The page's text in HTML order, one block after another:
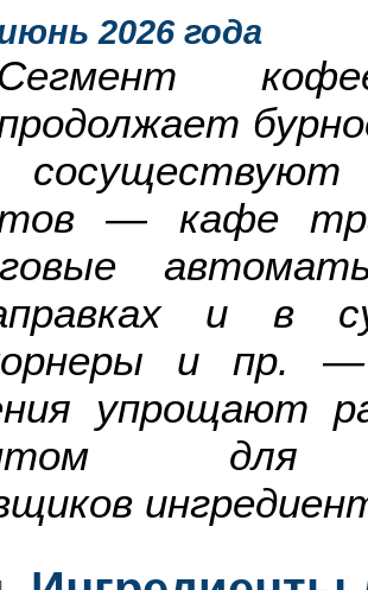
2026 года
Сегмент
— кафе
и в
и пр.
упрощают
для